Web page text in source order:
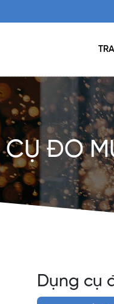
CỤ ĐO
Dụng cụ